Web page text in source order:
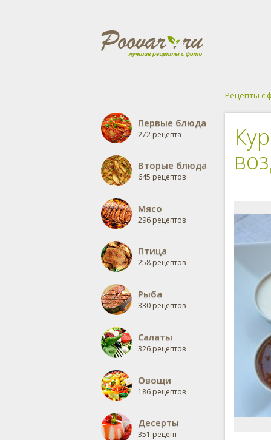
Первые блюда
272 рецепта
Вторые блюда
645 рецептов
Мясо
296 рецептов
Птица
258 рецептов
Рыба
330 рецептов
Салаты
326 рецептов
Овощи
186 рецептов
Десерты
351 рецепт
Рецепты с